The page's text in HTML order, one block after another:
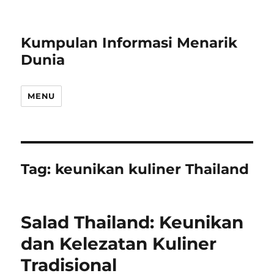
Kumpulan Informasi Menarik
Dunia
MENU
Tag: keunikan kuliner Thailand
Salad Thailand: Keunikan
dan Kelezatan Kuliner
Tradisional